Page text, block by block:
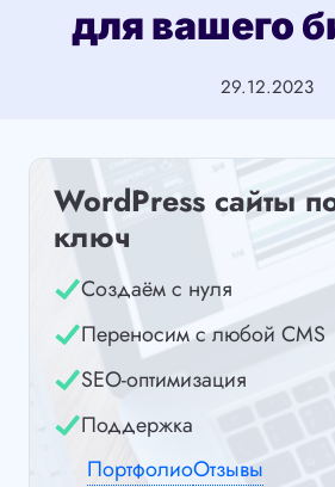
для вашего
29.12.2023
WordPress сайты
ключ
Создаём с нуля
Переносим с любой CMS
SEO-оптимизация
Поддержка
ПортфолиоОтзывы